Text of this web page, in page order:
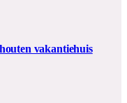
vakantiehuis